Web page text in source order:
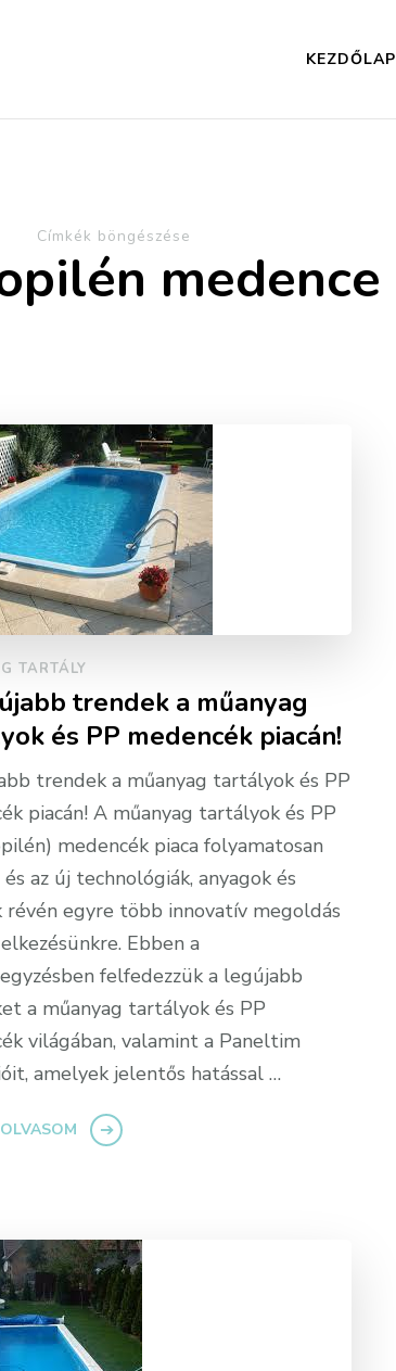
KEZDŐLAP
Címkék böngészése
medence
TARTÁLY
trendek a műanyag
és PP medencék piacán!
trendek a műanyag tartályok és PP
piacán! A műanyag tartályok és PP
medencék piaca folyamatosan
az új technológiák, anyagok és
révén egyre több innovatív megoldás
Ebben a
felfedezzük a legújabb
a műanyag tartályok és PP
világában, valamint a Paneltim
amelyek jelentős hatással …